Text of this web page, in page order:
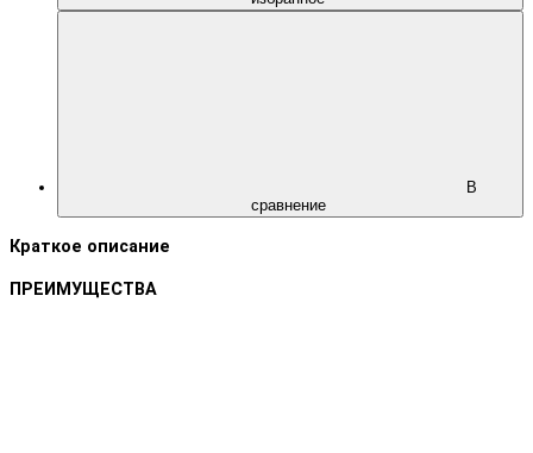
В
сравнение
Краткое описание
ПРЕИМУЩЕСТВА